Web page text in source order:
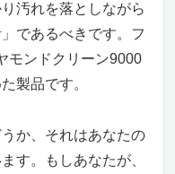
汚れを落としながら
であるべきです。フ
モンドクリーン9000
製品です。
か、それはあなたの
す。もしあなたが、